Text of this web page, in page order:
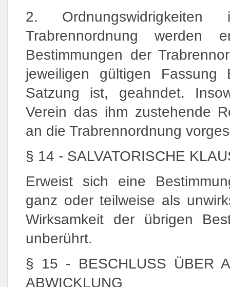
2.
Trabrennordnung werden
Bestimmungen der
jeweiligen gültigen Fassung
Satzung ist, geahndet.
Verein das ihm zustehende
an die Trabrennordnung
§ 14 - SALVATORISCHE
Erweist sich eine
ganz oder teilweise als
Wirksamkeit der übrigen
unberührt.
§ 15 - BESCHLUSS ÜBER
ABWICKLUNG